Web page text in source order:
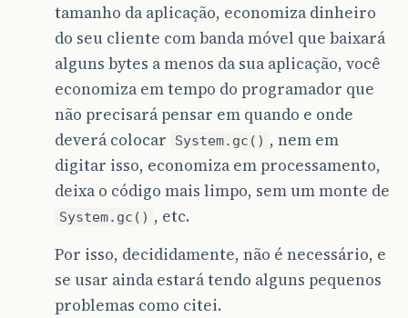
tamanho da aplicação, economiza dinheiro
do seu cliente com banda móvel que baixará
alguns bytes a menos da sua aplicação, você
economiza em tempo do programador que
não precisará pensar em quando e onde
deverá colocar
System.gc() , nem em
digitar isso, economiza em processamento,
deixa o código mais limpo, sem um monte de
System.gc() , etc.
Por isso, decididamente, não é necessário, e
se usar ainda estará tendo alguns pequenos
problemas como citei.